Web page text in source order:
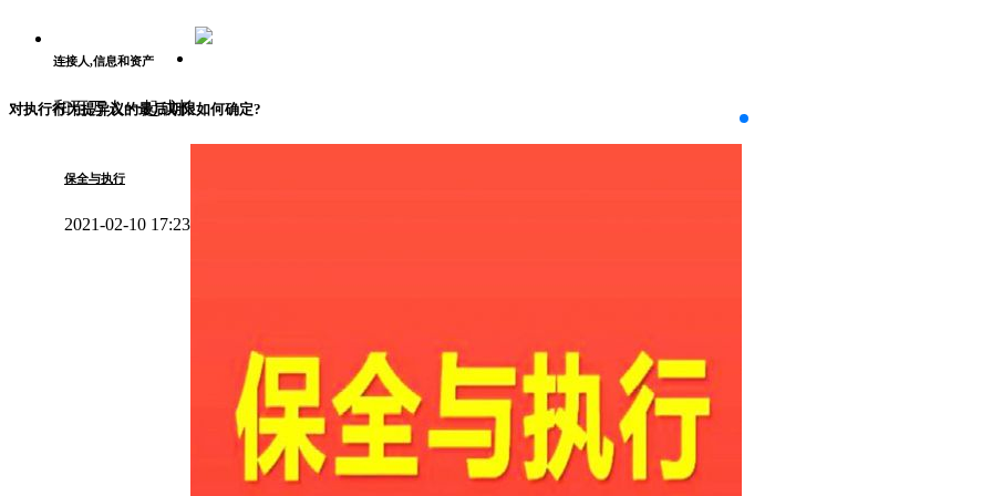
连接人,信息和资产
和百万人一起成长
对执行行为提异议的最后期限如何确定?
保全与执行
2021-02-10 17:23